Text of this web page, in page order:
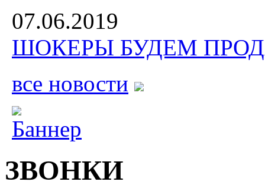
07.06.2019
ШОКЕРЫ БУДЕМ
все новости
ЗВОНКИ